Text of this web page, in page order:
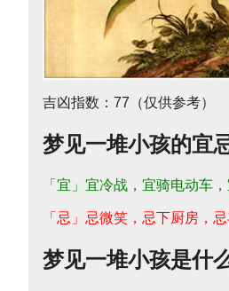
吉凶指数：77（仅供参考）
梦见一堆小孩的宜
「宜」宜冷战，宜骑电动车
「忌」忌微笑，忌下厨房，忌
梦见一堆小孩是什